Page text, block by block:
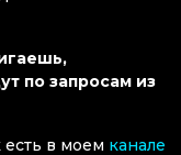
по запросам из
в моем канале